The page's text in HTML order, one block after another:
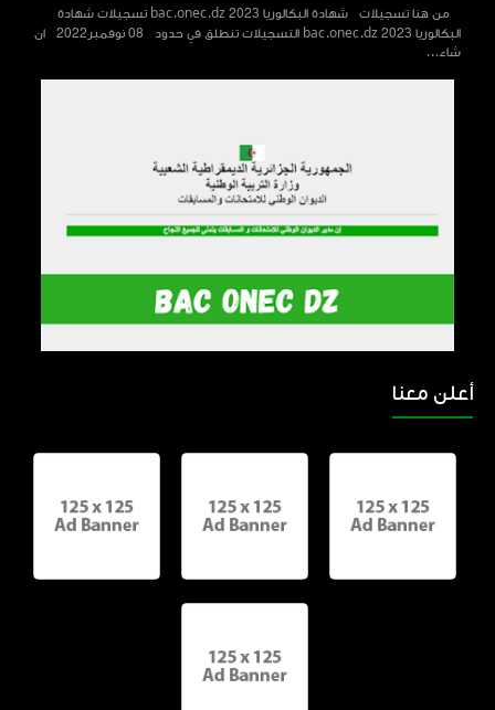
من هنا تسجيلات شهادة البكالوريا 2023 bac.onec.dz تسجيلات شهادة
البكالوريا 2023 bac.onec.dz التسجيلات تنطلق في حدود 08 نوفمبر2022 ان
شاء...
أعلن معنا